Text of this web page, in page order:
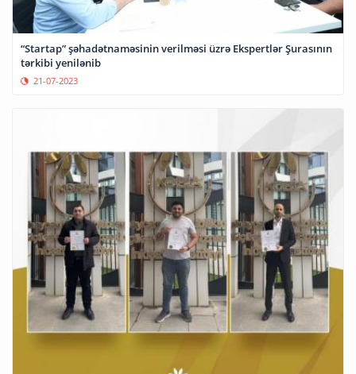
“Startap” şəhadətnaməsinin verilməsi üzrə Ekspertlər Şurasının
tərkibi yenilənib
21-07-2023